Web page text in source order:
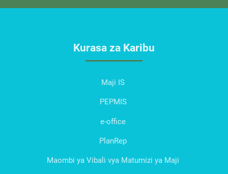
Kurasa za Karibu
Maji IS
PEPMIS
e-office
PlanRep
Maombi ya Vibali vya Matumizi ya Maji